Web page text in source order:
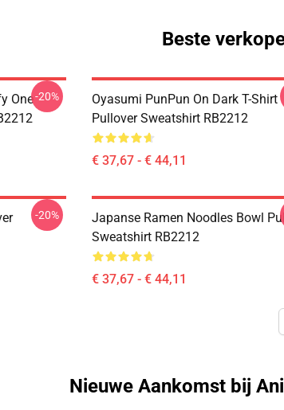
Beste
One-20%
Oyasumi PunPun On Dark T-Shirt
Pullover Sweatshirt RB2212
€ 37,67 - € 44,11
-20%
Japanse Ramen Noodles Bowl
Sweatshirt RB2212
€ 37,67 - € 44,11
Nieuwe Aankomst bij